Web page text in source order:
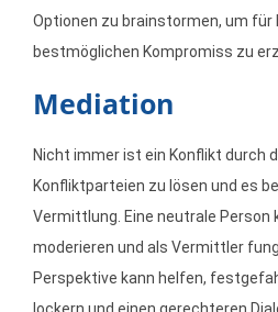
Optionen zu brainstormen, um für
bestmöglichen Kompromiss zu
Mediation
Nicht immer ist ein Konflikt durch
Konfliktparteien zu lösen und es
Vermittlung. Eine neutrale Person
moderieren und als Vermittler
Perspektive kann helfen,